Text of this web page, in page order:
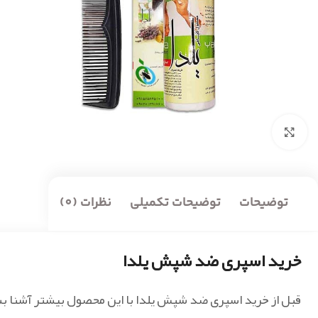
توضیحات توضیحات تکمیلی نظرات (0)
خرید اسپری ضد شپش یلدا
قبل از خرید اسپری ضد شپش یلدا با این محصول بیشتر آشنا